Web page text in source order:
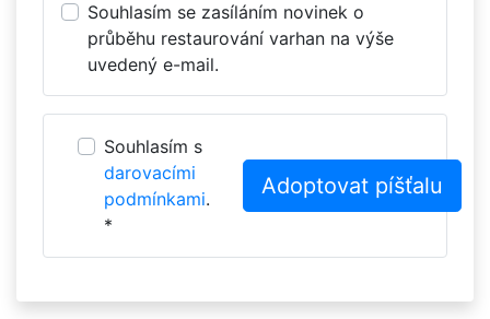
Souhlasím se zasíláním novinek o
průběhu restaurování varhan na výše
uvedený e-mail.
Souhlasím s
darovacími
podmínkami.
*